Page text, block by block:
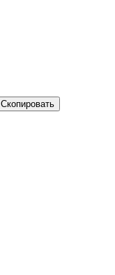
Скопировать